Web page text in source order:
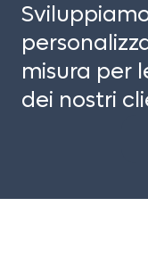
misura per
dei nostri